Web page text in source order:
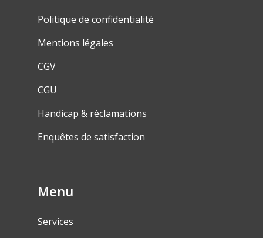
Politique de confidentialité
Mentions légales
CGV
CGU
Handicap & réclamations
Enquêtes de satisfaction
Menu
Services